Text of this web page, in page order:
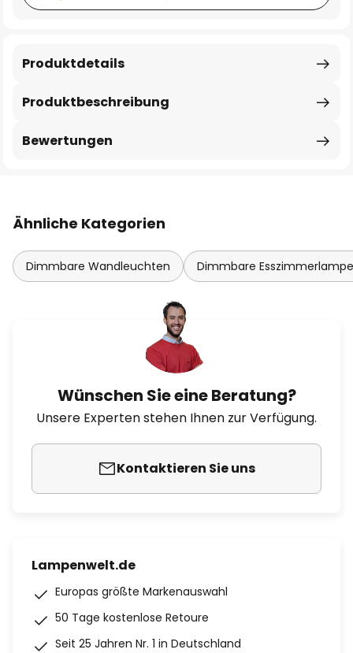
Produktbeschreibung
Produktdetails
Bewertungen
Ähnliche Kategorien
Dimmbare Wandleuchten Dimmbare
Wünschen Sie eine Beratung?
Unsere Experten stehen Ihnen zur Verfügung.
Kontaktieren Sie uns
Lampenwelt.de
Europas größte Markenauswahl
50 Tage kostenlose Retoure
Seit 25 Jahren Nr. 1 in Deutschland